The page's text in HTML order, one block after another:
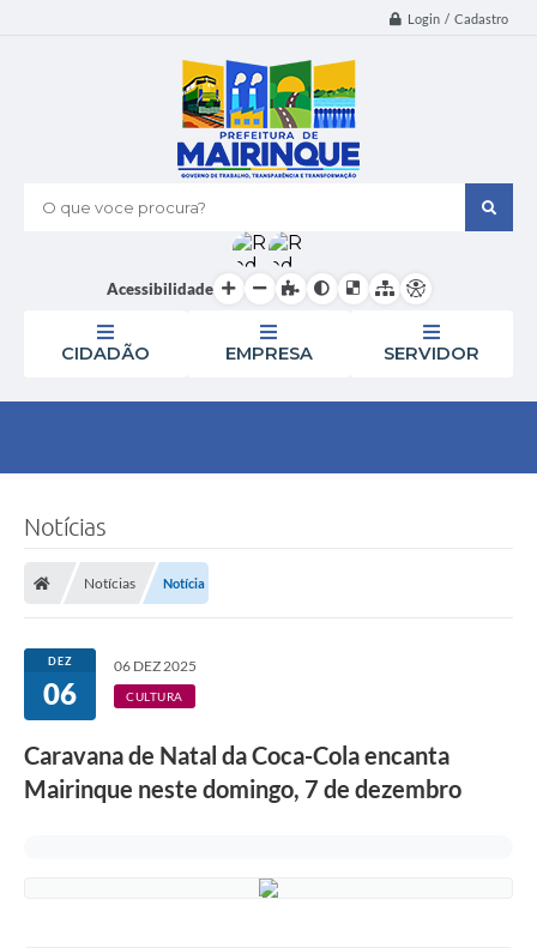
Login / Cadastro
O que voce procura?
Acessibilidade
CIDADÃO EMPRESA SERVIDOR
Notícias
Notícias Notícia
DEZ
06
06 DEZ 2025
CULTURA
Caravana de Natal da Coca-Cola encanta
Mairinque neste domingo, 7 de dezembro